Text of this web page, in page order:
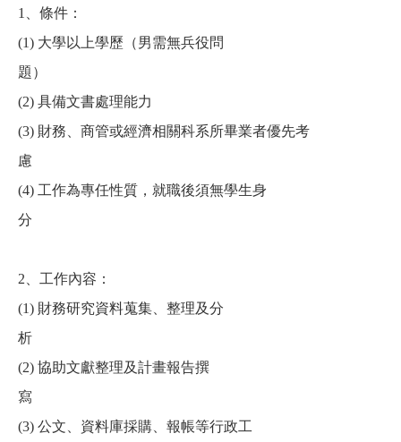
1、條件：
(1) 大學以上學歷（男需無兵役問
題）
(2) 具備文書處理能力
(3) 財務、商管或經濟相關科系所畢業者優先考
慮
(4) 工作為專任性質，就職後須無學生身
分
2 、工作內容：
(1) 財務研究資料蒐集、整理及分
析
(2) 協助文獻整理及計畫報告撰
寫
(3) 公文、資料庫採購、報帳等行政工